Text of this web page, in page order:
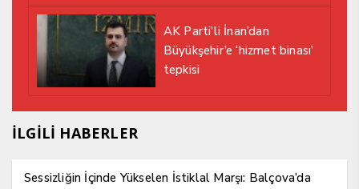
AK Parti’li İnan’dan
Büyükşehir’e ‘hizmet binası’
tepkisi
İLGİLİ HABERLER
Sessizliğin İçinde Yükselen İstiklal Marşı: Balçova’da